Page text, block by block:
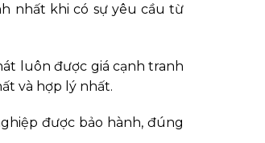
nhất khi có sự yêu cầu từ
luôn được giá cạnh tranh
và hợp lý nhất.
được bảo hành, đúng